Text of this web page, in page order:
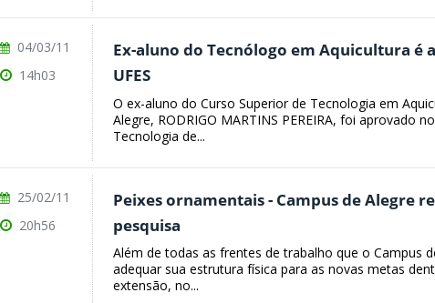
Ex-aluno do Tecnólogo em Aquicultura é
UFES
O ex-aluno do Curso Superior de Tecnologia em
Alegre, RODRIGO MARTINS PEREIRA, foi aprovado
Tecnologia de...
04/03/11
14h03
Peixes ornamentais - Campus de Alegre
pesquisa
Além de todas as frentes de trabalho que o Campus
adequar sua estrutura física para as novas metas
extensão, no...
25/02/11
20h56